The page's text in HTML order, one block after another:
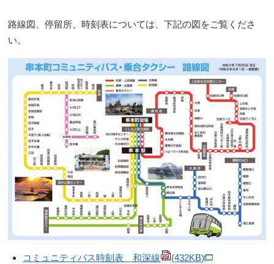
​路線図、停留所、時刻表については、下記の図をご覧くださ
い。
コミュニティバス時刻表 和深線
(432KB)